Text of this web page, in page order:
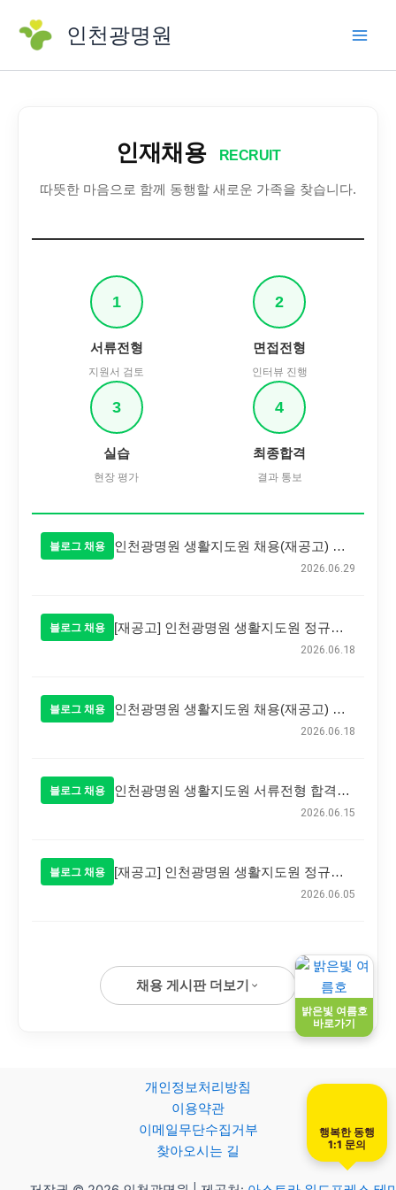
밝은빛 여름호
바로가기
로
인천광명원
인재채용 RECRUIT
따뜻한 마음으로 함께 동행할 새로운 가족을 찾습니다.
1
서류전형
지원서 검토
2
면접전형
인터뷰 진행
3
실습
현장 평가
4
최종합격
결과 통보
블로그 채용 인천광명원 생활지도원 채용(재공고) 최종 합격자 발표
2026.06.29
블로그 채용 [재공고] 인천광명원 생활지도원 정규직 공개 채용 공고
2026.06.18
블로그 채용 인천광명원 생활지도원 채용(재공고) 최종 합격자 발표
2026.06.18
블로그 채용 인천광명원 생활지도원 서류전형 합격자 발표
2026.06.15
블로그 채용 [재공고] 인천광명원 생활지도원 정규직 공개 채용 공고
2026.06.05
채용 게시판 더보기
개인정보처리방침
이용약관
이메일무단수집거부
찾아오시는 길
행복한 동행
1:1 문의